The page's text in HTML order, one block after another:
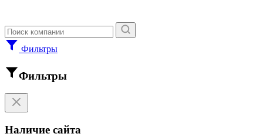
Фильтры
Фильтры
Наличие сайта